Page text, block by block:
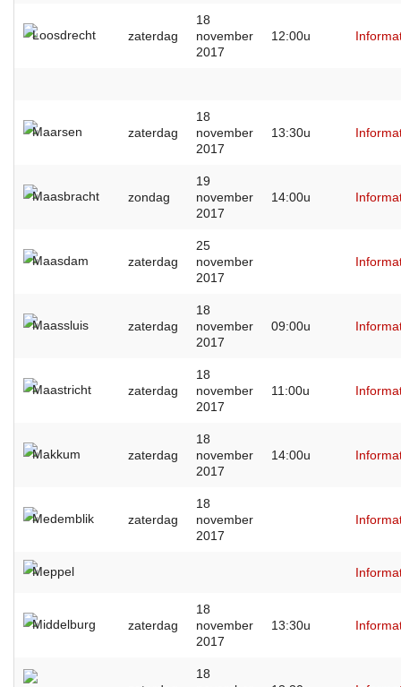
Loosdrecht zaterdag
18
november
2017
12:00u
Maarsen zaterdag
18
november
2017
13:30u
Maasbracht zondag
19
november
2017
14:00u
Maasdam zaterdag
25
november
2017
Maassluis zaterdag
18
november
2017
09:00u
Maastricht zaterdag
18
november
2017
11:00u
Makkum zaterdag
18
november
2017
14:00u
Medemblik zaterdag
18
november
2017
Meppel
Middelburg zaterdag
18
november
2017
13:30u
18